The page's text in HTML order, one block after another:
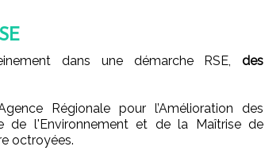
dans une démarche RSE, des
Régionale pour l’Amélioration des
de l'Environnement et de la Maîtrise de
octroyées.